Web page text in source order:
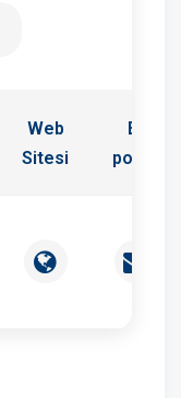
Web
Sitesi
E-
posta